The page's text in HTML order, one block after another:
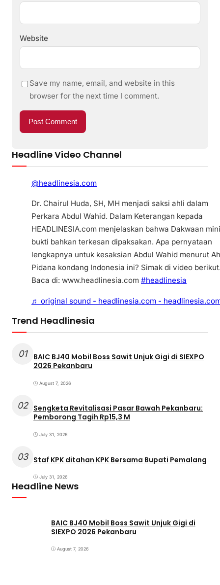
Website
Save my name, email, and website in this
browser for the next time I comment.
Headline Video Channel
@headlinesia.com
Dr. Chairul Huda, SH, MH menjadi saksi ahli dalam
Perkara Abdul Wahid. Dalam Keterangan kepada
HEADLINESIA.com menjelaskan bahwa Dakwaan
bukti bahkan terkesan dipaksakan. Apa pernyataan
lengkapnya untuk kesaksian Abdul Wahid menurut
Pidana kondang Indonesia ini? Simak di video
Baca di: www.headlinesia.com #headlinesia
♬ original sound - headlinesia.com -
Trend Headlinesia
01
BAIC BJ40 Mobil Boss Sawit Unjuk Gigi di SIEXPO
2026 Pekanbaru
August 7, 2026
02 Sengketa Revitalisasi Pasar Bawah Pekanbaru:
Pemborong Tagih Rp15,3 M
July 31, 2026
03 Staf KPK ditahan KPK Bersama Bupati Pemalang
July 31, 2026
Headline News
BAIC BJ40 Mobil Boss Sawit Unjuk Gigi di
SIEXPO 2026 Pekanbaru
August 7, 2026